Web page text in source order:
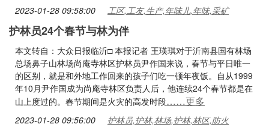
2023-01-28 09:58:00 工区,工友,生产,年味儿,年味,采矿
护林员24个春节与林为伴
本文转自：大众日报临沂□ 本报记者 王瑛琪对于沂南县国有林场
总场鼻子山林场尚庵寺林区护林员尹作国来说，春节与平日唯一
的区别，就是和外地工作回来的孩子们吃一顿年夜饭。自从1999
年10月尹作国成为尚庵寺林区负责人后，他连续24个春节都是在
山上度过的。春节期间是火灾的高发时段……更多
2023-01-28 09:56:00 护林员,护林,林场,护林,林区,防火